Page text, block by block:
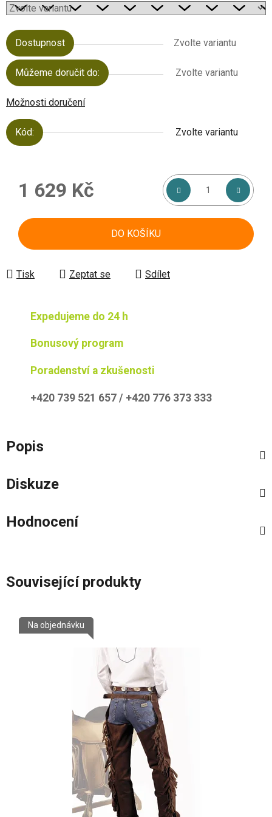
Dostupnost Zvolte variantu
Můžeme doručit do: Zvolte variantu
Možnosti doručení
Kód: Zvolte variantu
1 629 Kč
DO KOŠÍKU
Tisk Zeptat se Sdílet
Expedujeme do 24 h
Bonusový program
Poradenství a zkušenosti
+420 739 521 657 / +420 776 373 333
Popis
Diskuze
Hodnocení
Související produkty
Na objednávku